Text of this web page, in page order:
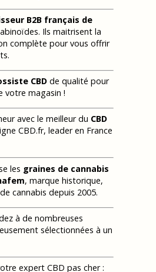
B2B français de
Ils maitrisent la
complète pour vous offrir
CBD de qualité pour
votre magasin !
avec le meilleur du CBD
CBD.fr, leader en France
les graines de cannabis
, marque historique,
cannabis depuis 2005.
à de nombreuses
sélectionnées à un
expert CBD pas cher :